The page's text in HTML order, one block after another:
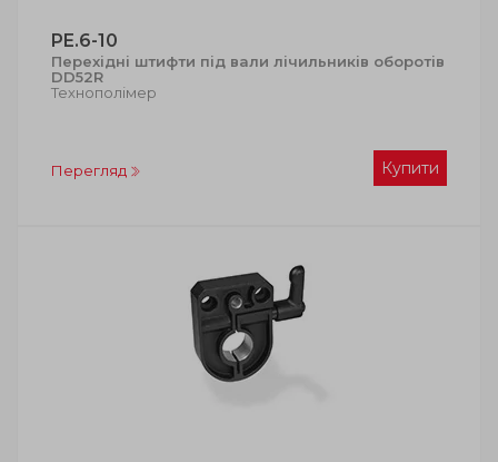
PE.6-10
Перехідні штифти під вали лічильників оборотів
DD52R
Технополімер
Перегляд Купити